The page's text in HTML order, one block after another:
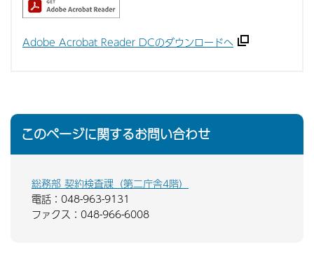
Adobe Acrobat Reader DCのダウンロードへ
このページに関するお問い合わせ
総務部 契約検査課（第二庁舎4階）
電話：048-963-9131
ファクス：048-966-6008